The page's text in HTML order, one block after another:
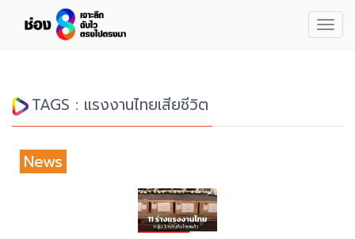
TAGS : แรงงานไทยเสียชีวิต
News